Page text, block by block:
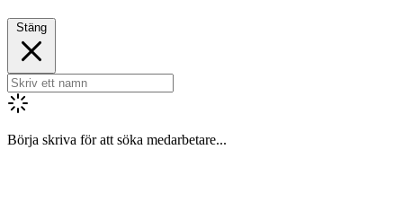
Stäng
Börja skriva för att söka medarbetare...